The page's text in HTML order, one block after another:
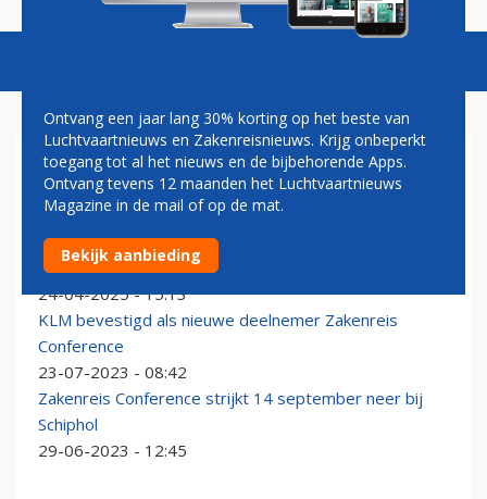
CONFERENCE
China Southern Airlines bevestigd als deelnemer
Zakenreis Conference 2025
24-04-2025 - 15:13
KLM bevestigd als nieuwe deelnemer Zakenreis
Conference
23-07-2023 - 08:42
Zakenreis Conference strijkt 14 september neer bij
Schiphol
29-06-2023 - 12:45
Ontvang een jaar lang 30% korting op het beste van
Luchtvaartnieuws en Zakenreisnieuws. Krijg onbeperkt
toegang tot al het nieuws en de bijbehorende Apps.
Ontvang tevens 12 maanden het Luchtvaartnieuws
Magazine in de mail of op de mat.
Bekijk aanbieding